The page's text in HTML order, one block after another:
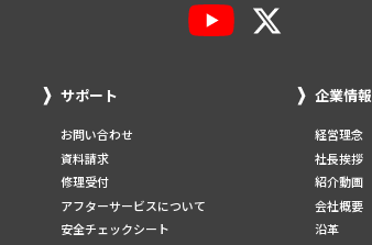
サポート
お問い合わせ
資料請求
修理受付
アフターサービスについて
安全チェックシート
企業情報
経営理念
社長挨拶
紹介動画
会社概要
沿革